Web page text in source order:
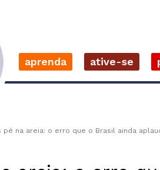
aprenda ative-se
pé na areia: o erro que o Brasil ainda